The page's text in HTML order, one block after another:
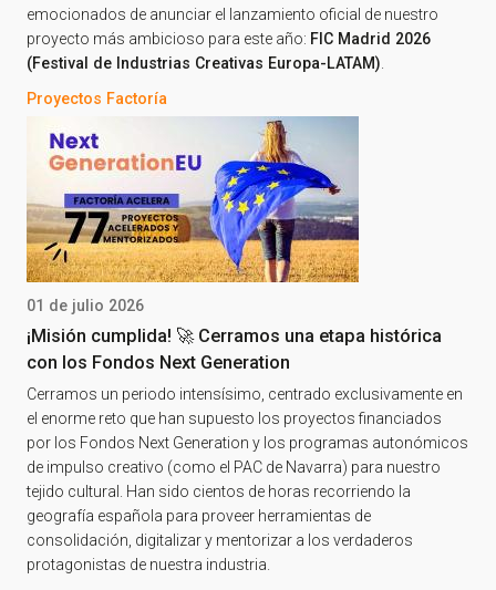
emocionados de anunciar el lanzamiento oficial de nuestro
proyecto más ambicioso para este año: FIC Madrid 2026
(Festival de Industrias Creativas Europa-LATAM)
Proyectos Factoría
01 de julio 2026
¡Misión cumplida! 🚀 Cerramos una etapa histórica
con los Fondos Next Generation
Cerramos un periodo intensísimo, centrado exclusivamente en
el enorme reto que han supuesto los proyectos financiados
por los Fondos Next Generation y los programas autonómicos
de impulso creativo (como el PAC de Navarra) para nuestro
tejido cultural. Han sido cientos de horas recorriendo la
geografía española para proveer herramientas de
consolidación, digitalizar y mentorizar a los verdaderos
protagonistas de nuestra industria.